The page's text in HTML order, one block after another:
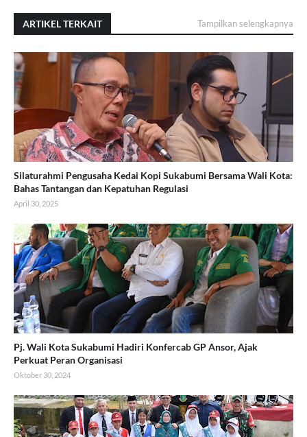
ARTIKEL TERKAIT Tampilkan selengkapnya
Silaturahmi Pengusaha Kedai Kopi Sukabumi Bersama Wali Kota:
Bahas Tantangan dan Kepatuhan Regulasi
April 30, 2025
Pj. Wali Kota Sukabumi Hadiri Konfercab GP Ansor, Ajak
Perkuat Peran Organisasi
Oktober 30, 2024